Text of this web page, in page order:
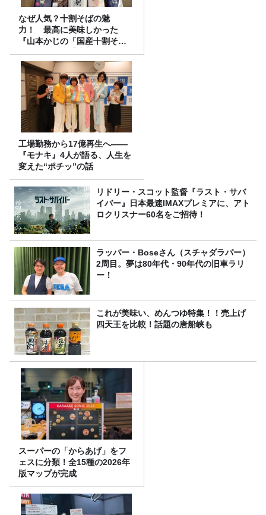
なぜ人気？十割そばの魅
力！ 最高に美味しかった
『山本かじの「国産十割そ
ば」』とは？【十割そば10種
食べ比べ】
工場勤務から17億再生へ——
『モナキ』4人が語る、人生を
変えた“ポチッ”の話
リドリー・スコット監督『ラスト・サバ
イバー』日本最速IMAXプレミアに、アト
ロクリスナー60名をご招待！
ラッパー・Boseさん（スチャダラパー）
2周目。夢は80年代・90年代の旧車ラリ
ー！
これが美味い、めんつゆ特集！！売上げ
四天王を比較！話題の唐船峡も
スーパーの「からあげ」をフ
ェスに分類！全15種の2026年
版マップが完成